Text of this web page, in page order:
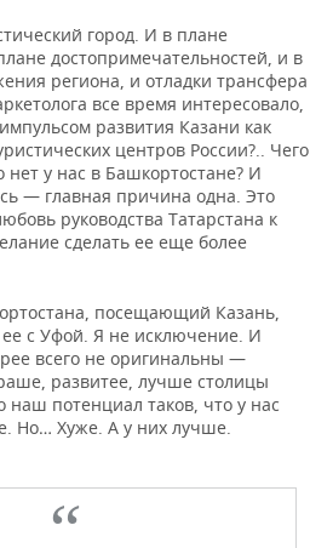
город. И в плане
достопримечательностей, и в
региона, и отладки трансфера
все время интересовало,
развития Казани как
центров России?.. Чего
нет у нас в Башкортостане? И
— главная причина одна. Это
руководства Татарстана к
сделать ее еще более
посещающий Казань,
с Уфой. Я не исключение. И
всего не оригинальны —
развитее, лучше столицы
потенциал таков, что у нас
Но… Хуже. А у них лучше.